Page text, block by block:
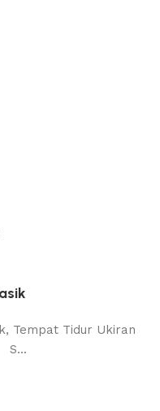
Tempat Tidur Ukiran
S...